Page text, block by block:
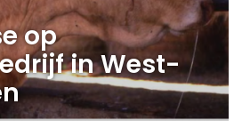
op
in West-